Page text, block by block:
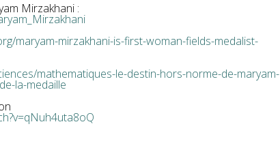
Mirzakhani :
maryam-mirzakhani-is-first-woman-fields-medalist-
mathematiques-le-destin-hors-norme-de-maryam-
la-medaille